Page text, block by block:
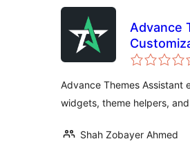
Advance
Advance Themes Assistant
widgets, theme helpers,
Shah Zobayer Ahmed